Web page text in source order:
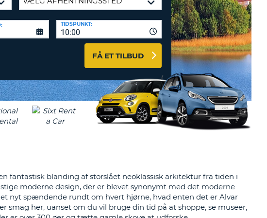
KARAKTERER
STORT
ET
LILLE
ENGELSK
ET
SPECIALTEGN
CANCEL
AGENTER OG
SAMARBEJDSPARTNERE
LOG IND HERE
10:00
TIDSPUNKT:
FÅ ET TILBUD
fantastisk blanding af storslået neoklassisk arkitektur fra tiden i
moderne design, der er blevet synonymt med det moderne
nyt spændende rundt om hvert hjørne, hvad enten det er Alvar
smag her, uanset om du vil bruge din tid på at shoppe, se museer,